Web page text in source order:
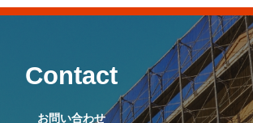
Contact
お問い合わせ